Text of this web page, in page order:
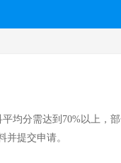
均分需达到70%以上，
提交申请。